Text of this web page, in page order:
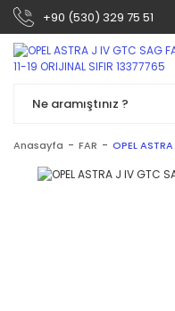
+90 (530) 329 75 51
Anasayfa FAR OPEL